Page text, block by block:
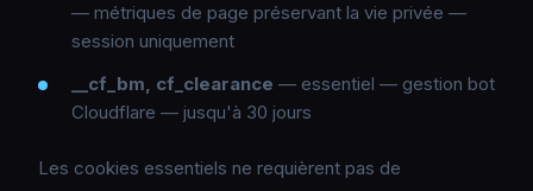
— métriques de page préservant la vie privée —
session uniquement
__cf_bm, cf_clearance — essentiel — gestion bot
Cloudflare — jusqu'à 30 jours
Les cookies essentiels ne requièrent pas de